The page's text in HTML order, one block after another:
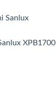
XPB1700